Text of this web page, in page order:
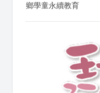
鄉學童永續教育